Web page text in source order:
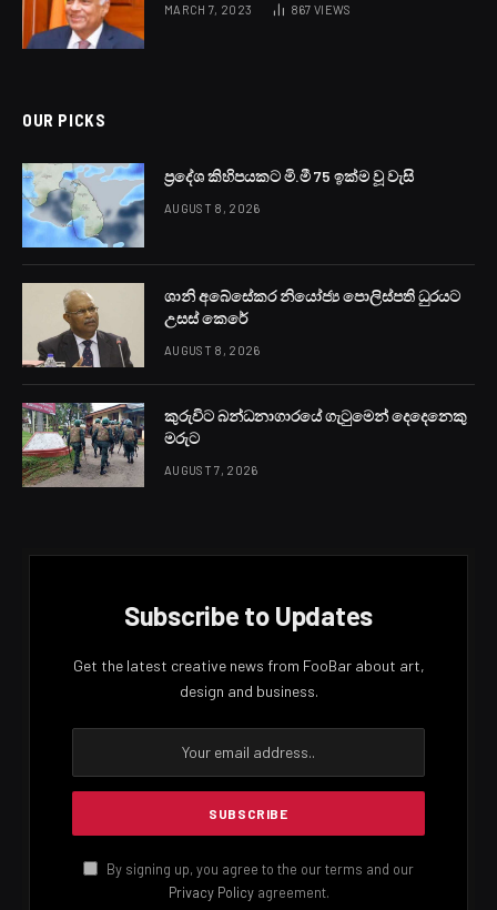
MARCH 7, 2023 867 VIEWS
OUR PICKS
ප්‍රදේශ කිහිපයකට මි.මී 75 ඉක්ම වූ වැසි
AUGUST 8, 2026
ශානි අබේසේකර නියෝජ්‍ය පොලිස්පති ධුරයට
උසස් කෙරේ
AUGUST 8, 2026
කුරුවිට බන්ධනාගාරයේ ගැටුමෙන් දෙදෙනෙකු
මරුට
AUGUST 7, 2026
Subscribe to Updates
Get the latest creative news from FooBar about art,
design and business.
By signing up, you agree to the our terms and our
Privacy Policyagreement.